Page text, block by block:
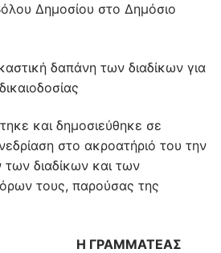
Δημοσίου στο Δημόσιο
δαπάνη των διαδίκων για
και δημοσιεύθηκε σε
στο ακροατήριό του την
διαδίκων και των
τους, παρούσας της
Η ΓΡΑΜΜΑΤΕΑΣ